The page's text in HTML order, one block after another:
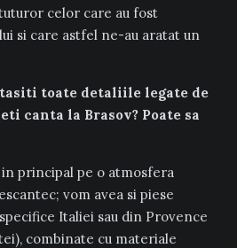
celor care au fost
si care astfel ne-au aratat un
toate detaliile legate de
canta la Brasov? Poate sa
principal pe o atmosfera
vom avea si piese
Italiei sau din Provence
combinate cu materiale